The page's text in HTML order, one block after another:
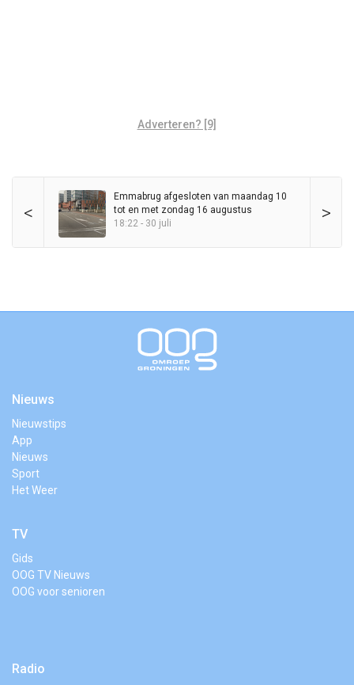
Adverteren? [9]
< >
Emmabrug afgesloten van maandag 10
tot en met zondag 16 augustus
18:22 - 30 juli
Nieuws
Nieuwstips
App
Nieuws
Sport
Het Weer
TV
Gids
OOG TV Nieuws
OOG voor senioren
Radio